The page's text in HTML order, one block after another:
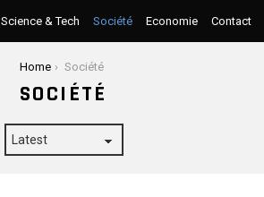
Science & Tech Société Economie Contact
Home Société
SOCIÉTÉ